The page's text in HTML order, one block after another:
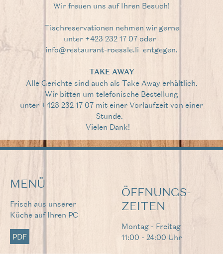
Wir freuen uns auf Ihren Besuch!
Tischreservationen nehmen wir gerne
unter +423 232 17 07 oder
info@restaurant-roessle.li entgegen.
TAKE AWAY
Alle Gerichte sind auch als Take Away erhältlich.
Wir bitten um telefonische Bestellung
unter +423 232 17 07 mit einer Vorlaufzeit von einer
Stunde.
Vielen Dank!
MENÜ
Frisch aus unserer
Küche auf Ihren PC
PDF
ÖFFNUNGS­
ZEITEN
Montag - Freitag
11:00 - 24:00 Uhr